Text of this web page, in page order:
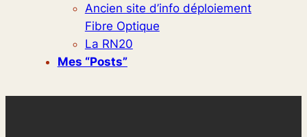
Ancien site d’info déploiement
Fibre Optique
La RN20
Mes “posts”